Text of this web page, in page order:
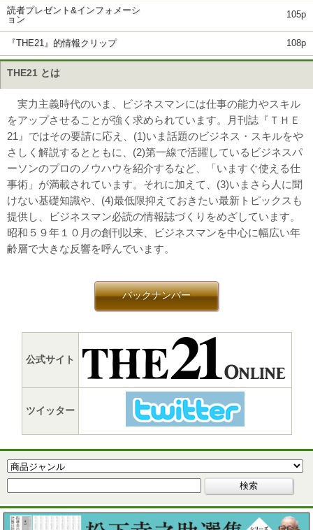
読者プレゼント&インフォメーシ
ョン
105p
『THE21』的情報クリップ 108p
THE21 とは
実力主義時代のいま、ビジネスマンには仕事の能力やスキル
をアップさせることが強く求められています。月刊誌『ＴＨＥ
21』ではその要請に応え、(1)いま話題のビジネス・スキルをや
さしく解説するとともに、(2)第一線で活躍しているビジネスパ
ーソンのプロのノウハウを紹介するなど、「いますぐ使える仕
事術」が満載されています。それに加えて、(3)いまさら人に聞
けない基礎知識や、(4)最低限抑えておきたい最新トピックスも
提供し、ビジネスマン必読の情報誌づくりをめざしています。
昭和５９年１０月の創刊以来、ビジネスマンを中心に幅広い年
齢層で大きな反響を呼んでいます。
バックナンバー
公式サイト
ツイッター